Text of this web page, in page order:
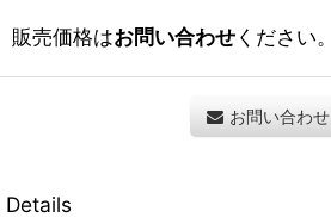
販売価格はお問い合わせください。
お問い合わせ
Details